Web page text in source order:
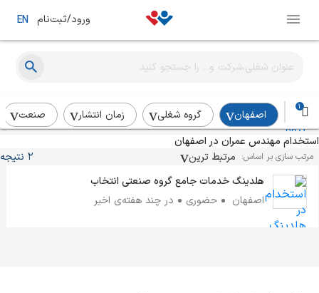
ورود/ثبت‌نام EN
1
اصفهان گروه شغلی زمان انتشار
صنعت
استخدام مهندس عمران در اصفهان
مرتب سازی بر اساس: مرتبط ترین 2 نتیجه
کارشناس ساخت قطعات
فلاورجان
حضوری کمتر از ۲ هفته
مدیر گروه لوازم منزل و ساختمان
هلدینگ خدمات جامع گروه صنعتی انتخاب
اصفهان
حضوری در چند هفته‌ی اخیر